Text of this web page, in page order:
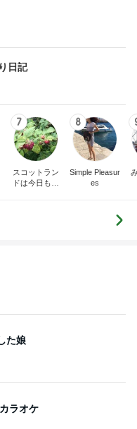
日記
7
スコットラン
ドは今日も曇
8
Simple Pleasur
es
た娘
ラオケ